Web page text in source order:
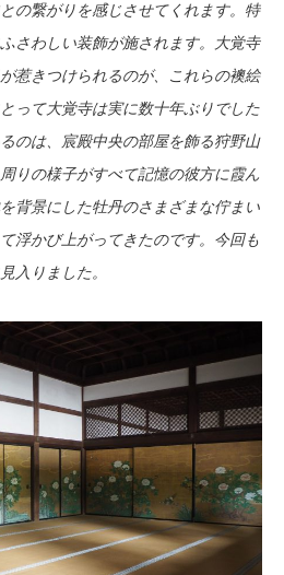
の繋がりを感じさせてくれます。特
さわしい装飾が施されます。
大覚寺
惹きつけられるのが、これらの襖絵
って大覚寺は実に数十年ぶりでした
のは、宸殿中央の部屋を飾る狩野山
りの様子がすべて記憶の彼方に霞ん
背景にした牡丹のさまざまな佇まい
浮かび上がってきたのです。今回も
入りました。